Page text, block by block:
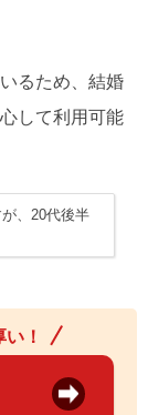
るため、結婚
して利用可能
、20代後半
！